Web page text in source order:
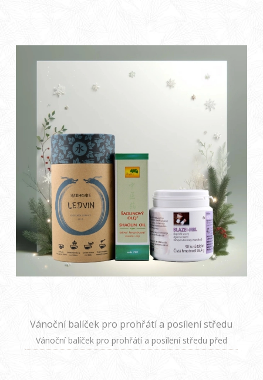
Vánoční balíček pro prohřátí a posílení středu
před zimou
Vánoční balíček pro prohřátí a posílení středu před
zimou. Jsou tím nejlepším dárkem, který můžete svým